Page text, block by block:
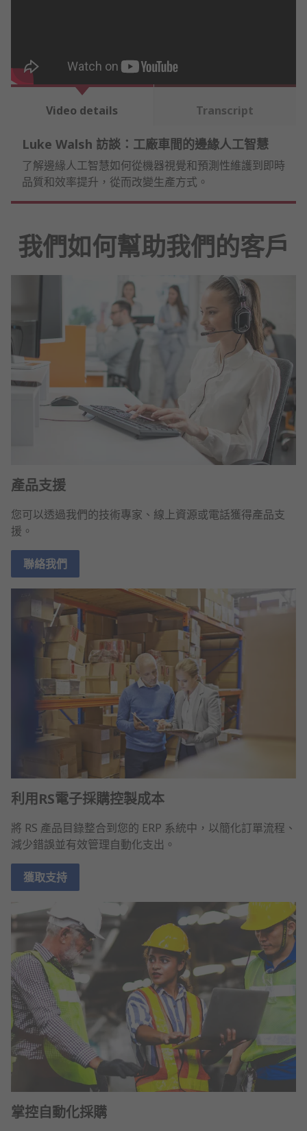
Video details Transcript
Luke Walsh 訪談：工廠車間的邊緣人工智慧
了解邊緣人工智慧如何從機器視覺和預測性維護到即時
品質和效率提升，從而改變生產方式。
我們如何幫助我們的客戶
產品支援
您可以透過我們的技術專家、線上資源或電話獲得產品支
援。
聯絡我們
利用RS電子採購控製成本
將 RS 產品目錄整合到您的 ERP 系統中，以簡化訂單流程、
減少錯誤並有效管理自動化支出。
獲取支持
掌控自動化採購